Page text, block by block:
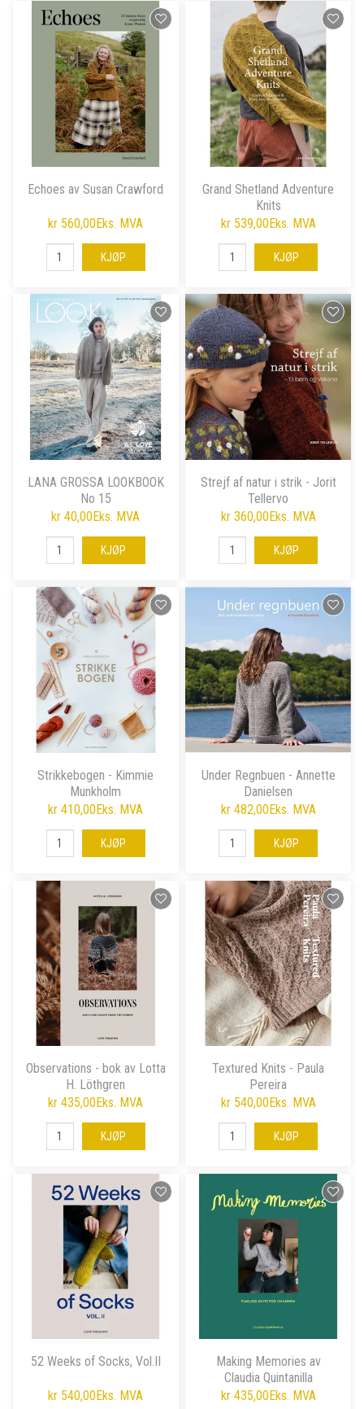
Echoes av Susan Crawford
kr 560,00Eks. MVA
KJØP
Grand Shetland Adventure
Knits
kr 539,00Eks. MVA
KJØP
LANA GROSSA LOOKBOOK
No 15
kr 40,00Eks. MVA
KJØP
Strejf af natur i strik - Jorit
Tellervo
kr 360,00Eks. MVA
KJØP
Strikkebogen - Kimmie
Munkholm
kr 410,00 Eks. MVA
KJØP
Under Regnbuen - Annette
Danielsen
kr 482,00 Eks. MVA
KJØP
Observations - bok av Lotta
H. Löthgren
kr 435,00 Eks. MVA
KJØP
Textured Knits - Paula
Pereira
kr 540,00 Eks. MVA
KJØP
52 Weeks of Socks, Vol.II
kr 540,00 Eks. MVA
Making Memories av
Claudia Quintanilla
kr 435,00 Eks. MVA